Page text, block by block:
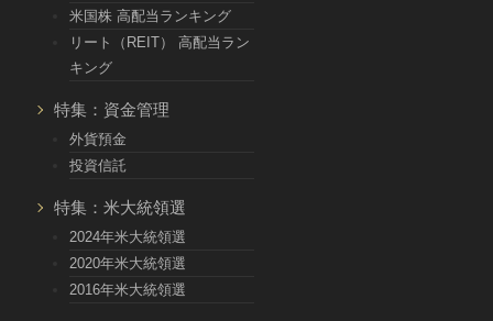
米国株 高配当ランキング
リート（REIT） 高配当ラン
キング
特集：資金管理
外貨預金
投資信託
特集：米大統領選
2024年米大統領選
2020年米大統領選
2016年米大統領選